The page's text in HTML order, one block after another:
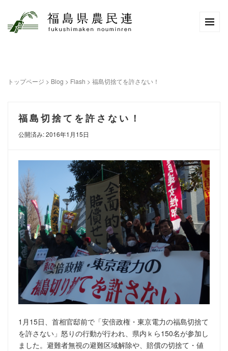
トップページ > Blog > Flash > 福島切捨てを許さない！
福島切捨てを許さない！
公開済み: 2016年1月15日
1月15日、首相官邸前で「安倍政権・東京電力の福島切捨て
を許さない」怒りの行動が行われ、県内ｋら150名が参加し
ました。避難者無視の避難区域解除や、賠償の切捨て・値